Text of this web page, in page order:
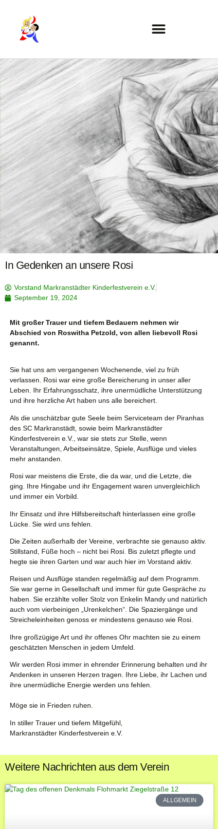
In Gedenken an unsere Rosi
Vorstand Markranstädter Kinderfestverein e.V.
September 19, 2024
Mit großer Trauer und tiefem Bedauern nehmen wir
Abschied von Roswitha Petzold, von allen liebevoll Rosi
genannt.
Sie hat uns am vergangenen Wochenende, viel zu früh
verlassen. Rosi war eine große Bereicherung in unser aller
Leben. Ihr Erfahrungsschatz, ihre unermüdliche Unterstützung
und ihre herzliche Art haben uns alle bereichert.
Als die unschätzbar gute Seele beim Serviceteam der Piranhas
des SC Markranstädt, sowie beim Markranstädter
Kinderfestverein e.V., war sie stets zur Stelle, wenn
Veranstaltungen, Arbeitseinsätze, Spiele, Ausflüge und vieles
mehr anstanden.
Rosi war meistens die Erste, die da war, und die Letzte, die
ging. Ihre Hingabe und ihr Engagement waren unvergleichlich
und immer ein Vorbild.
Ihr Einsatz und ihre Hilfsbereitschaft hinterlassen eine große
Lücke. Sie wird uns fehlen.
Die Zeiten außerhalb der Vereine, verbrachte sie genauso aktiv.
Stillstand, Füße hoch – nicht bei Rosi. Bis zuletzt pflegte und
hegte sie ihren Garten und war auch hier im Vorstand aktiv.
Reisen und Ausflüge standen regelmäßig auf dem Programm.
Sie war gerne in Gesellschaft und immer für gute Gespräche zu
haben. Sie erzählte voller Stolz von Enkelin Mandy und natürlich
auch vom vierbeinigen „Urenkelchen“. Die Spaziergänge und
Streicheleinheiten genoss er mindestens genauso wie Rosi.
Ihre großzügige Art und ihr offenes Ohr machten sie zu einem
geschätzten Menschen in jedem Umfeld.
Wir werden Rosi immer in ehrender Erinnerung behalten und ihr
Andenken in unseren Herzen tragen. Ihre Liebe, ihr Lachen und
ihre unermüdliche Energie werden uns fehlen.
Möge sie in Frieden ruhen.
In stiller Trauer und tiefem Mitgefühl,
Markranstädter Kinderfestverein e.V.
Weitere Nachrichten aus dem Verein
ALLGEMEIN